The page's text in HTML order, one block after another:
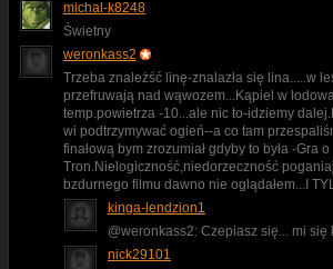
michal-k8248
Świetny
weronkass2
Trzeba znależść linę-znalazła się lina.....w
przefruwają nad wąwozem...Kąpiel w
temp.powietrza -10...ale nic to-idziemy
wi podtrzymywać ogień--a co tam
finałową bym zrozumiał gdyby to była -Gra o
Tron.Nielogiczność,niedorzeczność
bzdurnego filmu dawno nie oglądałem...I
kinga-lendzion1
@weronkass2: Czepiasz się... mi się
nick29101